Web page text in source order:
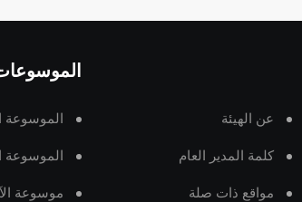
عن الهيئة
كلمة المدير العام
مواقع ذات صلة
الموسوعة
الموسوعة
موسوعة